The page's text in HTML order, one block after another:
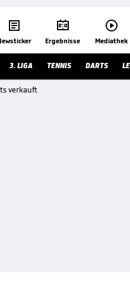
 
Ergebnisse

Mediathek
3. LIGA TENNIS DARTS
verkauft